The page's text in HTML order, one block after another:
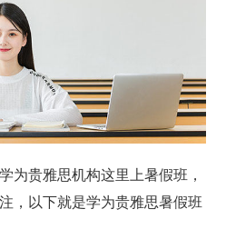
为贵雅思机构这里上暑假班，
，以下就是学为贵雅思暑假班